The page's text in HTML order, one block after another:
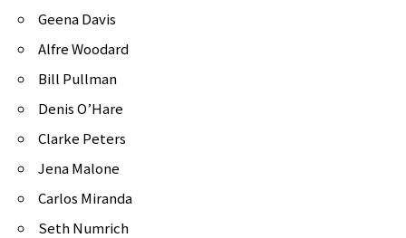
Geena Davis
Alfre Woodard
Bill Pullman
Denis O’Hare
Clarke Peters
Jena Malone
Carlos Miranda
Seth Numrich